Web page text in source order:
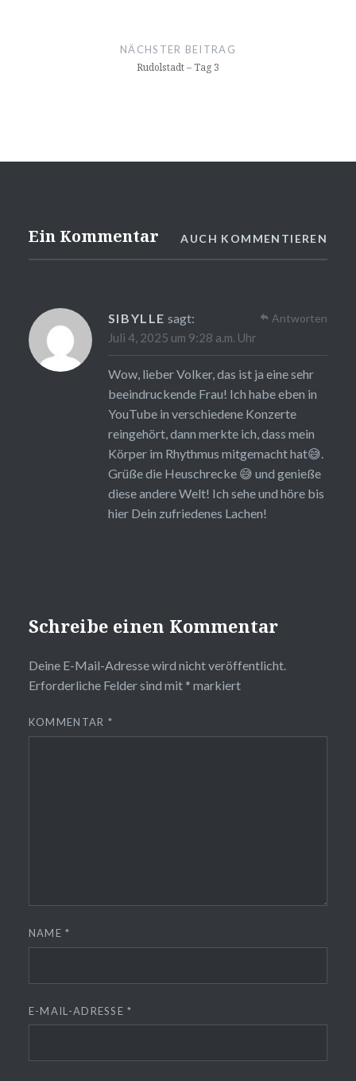
NÄCHSTER BEITRAG
Rudolstadt – Tag 3
Ein Kommentar AUCH KOMMENTIEREN
SIBYLLE sagt:
Juli 4, 2025 um 9:28 a.m. Uhr
Wow, lieber Volker, das ist ja eine sehr
beeindruckende Frau! Ich habe eben in
YouTube in verschiedene Konzerte
reingehört, dann merkte ich, dass mein
Körper im Rhythmus mitgemacht hat😅.
Grüße die Heuschrecke 😅 und genieße
diese andere Welt! Ich sehe und höre bis
hier Dein zufriedenes Lachen!
Antworten
Schreibe einen Kommentar
Deine E-Mail-Adresse wird nicht veröffentlicht.
Erforderliche Felder sind mit * markiert
KOMMENTAR *
NAME*
E-MAIL-ADRESSE*